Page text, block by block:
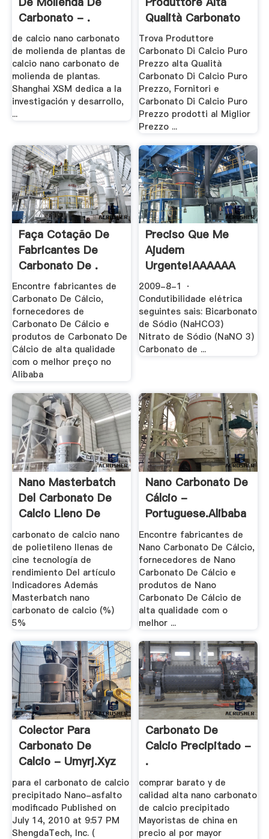
Carbonato - .
de calcio nano carbonato
de molienda de plantas de
calcio nano carbonato de
molienda de plantas.
Shanghai XSM dedica a la
investigación y desarrollo,
...
Qualità Carbonato
Di .
Trova Produttore
Carbonato Di Calcio Puro
Prezzo alta Qualità
Carbonato Di Calcio Puro
Prezzo, Fornitori e
Carbonato Di Calcio Puro
Prezzo prodotti al Miglior
Prezzo ...
Faça Cotação De
Fabricantes De
Carbonato De .
Encontre fabricantes de
Carbonato De Cálcio,
fornecedores de
Carbonato De Cálcio e
produtos de Carbonato De
Cálcio de alta qualidade
com o melhor preço no
Alibaba
Preciso Que Me
Ajudem
Urgente!AAAAAA
10 .
2009-8-1 ·
Condutibilidade elétrica
seguintes sais: Bicarbonato
de Sódio (NaHCO3)
Nitrato de Sódio (NaNO 3)
Carbonato de ...
Nano Masterbatch
Del Carbonato De
Calcio Lleno De
carbonato de calcio nano
de polietileno llenas de
cine tecnología de
rendimiento Del artículo
Indicadores Además
Masterbatch nano
carbonato de calcio (%)
5%
Nano Carbonato De
Cálcio -
Portuguese.alibaba
Encontre fabricantes de
Nano Carbonato De Cálcio,
fornecedores de Nano
Carbonato De Cálcio e
produtos de Nano
Carbonato De Cálcio de
alta qualidade com o
melhor ...
Colector Para
Carbonato De
Calcio - Umyrj.xyz
para el carbonato de calcio
precipitado Nano-asfalto
modificado Published on
July 14, 2010 at 9:57 PM
ShengdaTech, Inc. (
Carbonato De
Calcio Precipitado -
.
comprar barato y de
calidad alta nano carbonato
de calcio precipitado
Mayoristas de china en
precio al por mayor